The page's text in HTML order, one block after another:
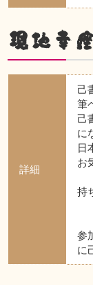
現地幸
詳細
己
筆
己
に
日
お
持
(
参
に